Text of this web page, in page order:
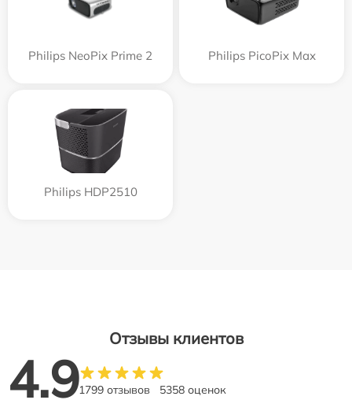
Philips NeoPix Prime 2 Philips PicoPix Max
Philips HDP2510
Отзывы клиентов
4.91799 отзывов 5358 оценок